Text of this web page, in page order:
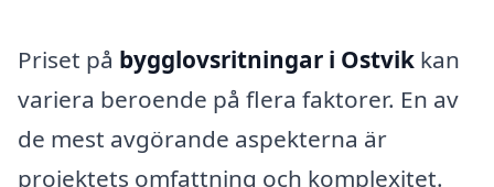
Priset på bygglovsritningar i Ostvik kan
variera beroende på flera faktorer. En av
de mest avgörande aspekterna är
projektets omfattning och komplexitet.